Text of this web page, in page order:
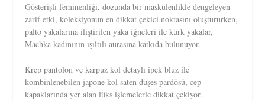
Gösterişli feminenliği, dozunda bir maskülenlikle dengeleyen
zarif etki, koleksiyonun en dikkat çekici noktasını oluştururken,
palto yakalarına iliştirilen yaka iğneleri ile kürk yakalar,
Machka kadınının ışıltılı aurasına katkıda bulunuyor.
Krep pantolon ve karpuz kol detaylı ipek bluz ile
kombinlenebilen japone kol saten düşes pardösü, cep
kapaklarında yer alan lüks işlemelerle dikkat çekiyor.